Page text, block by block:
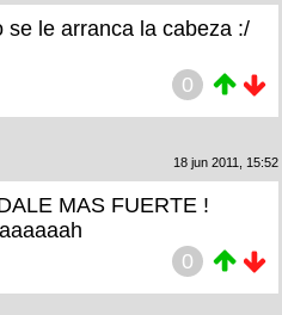
le arranca la cabeza :/
0
18 jun 2011, 15:52
MAS FUERTE !
0